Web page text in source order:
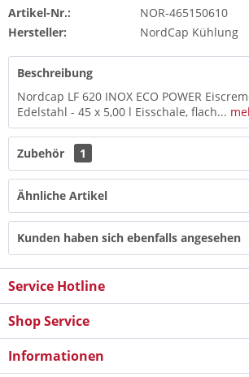
Artikel-Nr.:
NOR-465150610
Hersteller:
NordCap Kühlung
Beschreibung
Nordcap LF 620 INOX ECO POWER
Edelstahl - 45 x 5,00 l Eisschale, flach...
Zubehör 1
Ähnliche Artikel
Kunden haben sich ebenfalls angesehen
Service Hotline
Shop Service
Informationen